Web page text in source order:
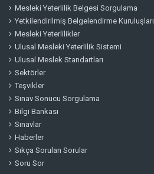
Mesleki Yeterlilik Belgesi Sorgulama
Yetkilendirilmiş Belgelendirme Kuruluşları
Mesleki Yeterlilikler
Ulusal Mesleki Yeterlilik Sistemi
Ulusal Meslek Standartları
Sektörler
Teşvikler
Sınav Sonucu Sorgulama
Bilgi Bankası
Sınavlar
Haberler
Sıkça Sorulan Sorular
Soru Sor